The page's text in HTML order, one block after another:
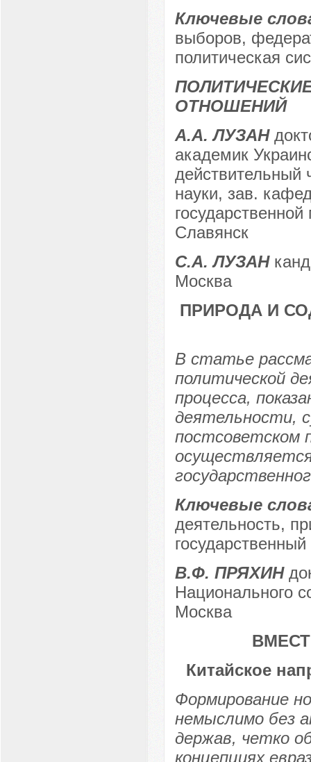
Ключевые
выборов,
политическая
ОТНОШЕНИЙ
А.А. ЛУЗАН
академик
действительный
науки, зав.
Славянск
С.А. ЛУЗАН
Москва
ПРИРОДА И
В статье
политической
процесса,
деятельности,
постсоветском
осуществляется
Ключевые
деятельность,
В.Ф. ПРЯХИН
Национального
Москва
Китайское
Формирование
немыслимо без
держав, четко
концепциях